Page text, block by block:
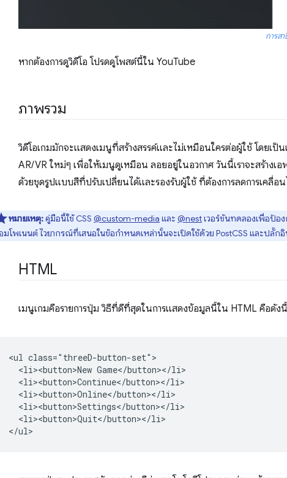
การส
หากต้องการดูวิดีโอ โปรดดูโพสต์นี้ใน YouTube
ภาพรวม
วิดีโอเกมมักจะแสดงเมนูที่สร้างสรรค์และไม่เหมือนใครต่อผู้ใช้ โดย
AR/VR ใหม่ๆ เพื่อให้เมนูดูเหมือน ลอยอยู่ในอวกาศ วันนี้เราจะสร้า
ด้วยชุดรูปแบบสีที่ปรับเปลี่ยนได้และรองรับผู้ใช้ ที่ต้องการลดการเคลื่อน
หมายเหตุ:คู่มือนี้ใช้ CSS @custom-media และ @nestเวอร์ชันทดลองเพื่อป้อ
มโพเนนต์ ไวยากรณ์ที่เสนอในข้อกำหนดเหล่านั้นจะเปิดใช้ด้วย PostCSS และปลั๊กอิ
HTML
เมนูเกมคือรายการปุ่ม วิธีที่ดีที่สุดในการแสดงข้อมูลนี้ใน HTML คือดังนี้
<ul class="threeD-button-set">
  <li><button>New Game</button></li>
  <li><button>Continue</button></li>
  <li><button>Online</button></li>
  <li><button>Settings</button></li>
  <li><button>Quit</button></li>